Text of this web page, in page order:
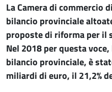
La Camera di commercio
bilancio provinciale
proposte di riforma per il
Nel 2018 per questa
bilancio provinciale, è
miliardi di euro, il 21,2%